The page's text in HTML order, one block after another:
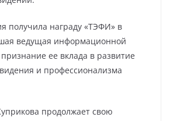
получила награду «ТЭФИ» в
ведущая информационной
ее вклада в развитие
и профессионализма
продолжает свою